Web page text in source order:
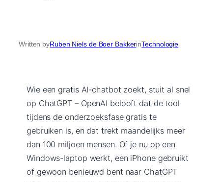
Written byRuben Niels de Boer BakkerinTechnologie
Wie een gratis AI-chatbot zoekt, stuit al snel
op ChatGPT – OpenAI belooft dat de tool
tijdens de onderzoeksfase gratis te
gebruiken is, en dat trekt maandelijks meer
dan 100 miljoen mensen. Of je nu op een
Windows-laptop werkt, een iPhone gebruikt
of gewoon benieuwd bent naar ChatGPT